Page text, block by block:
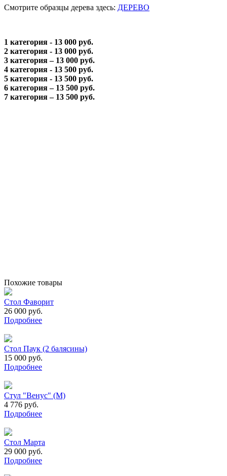
Смотрите образцы дерева здесь: ДЕРЕВО
1 категория - 13 000 руб.
2 категория - 13 000 руб.
3 категория – 13 000 руб.
4 категория - 13 500 руб.
5 категория - 13 500 руб.
6 категория – 13 500 руб.
7 категория – 13 500 руб.
Похожие товары
Стол Фаворит
26 000 руб.
Подробнее
Стол Паук (2 балясины)
15 000 руб.
Подробнее
Стул "Венус" (М)
4 776 руб.
Подробнее
Стол Марта
29 000 руб.
Подробнее